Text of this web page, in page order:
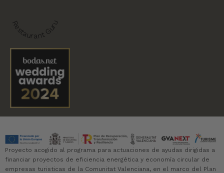
Restaurant Guru
Proyecto acogido al programa para actuaciones de ayudas dirigidas a
financiar proyectos de eficiencia energética y economía circular de
empresas turisticas de la Comunitat Valenciana, en el marco del Plan